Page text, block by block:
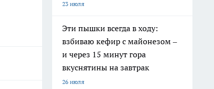
23 июля
Эти пышки всегда в ходу:
взбиваю кефир с майонезом –
и через 15 минут гора
вкуснятины на завтрак
26 июля